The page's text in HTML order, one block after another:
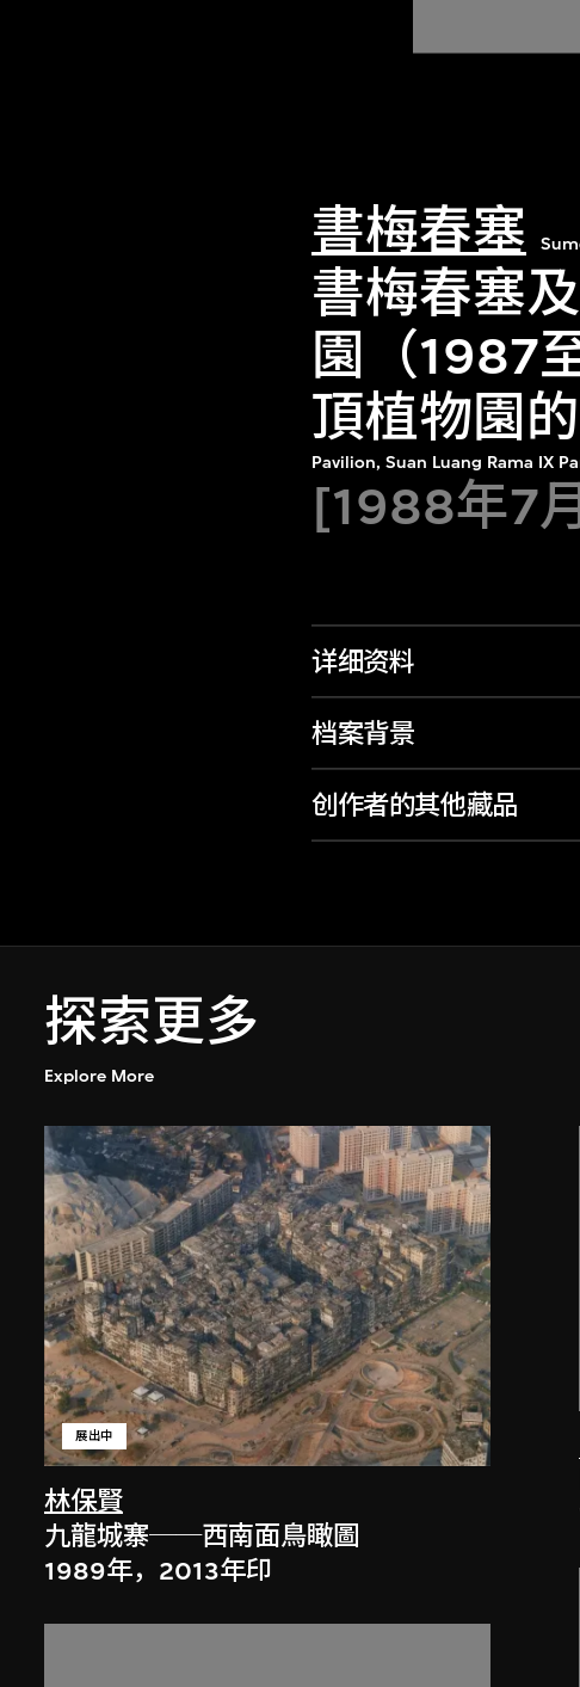
書梅春塞
書梅春塞
園（1987
頂植物園
Pavilion, Suan Luang Rama IX
[1988年7
详细资料
档案背景
创作者的其他藏品
探索更多
Explore More
林保賢
展出中
九龍城寨──西南面鳥瞰圖
1989年，2013年印